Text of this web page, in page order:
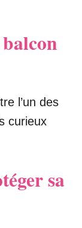
l’un des
curieux
sa